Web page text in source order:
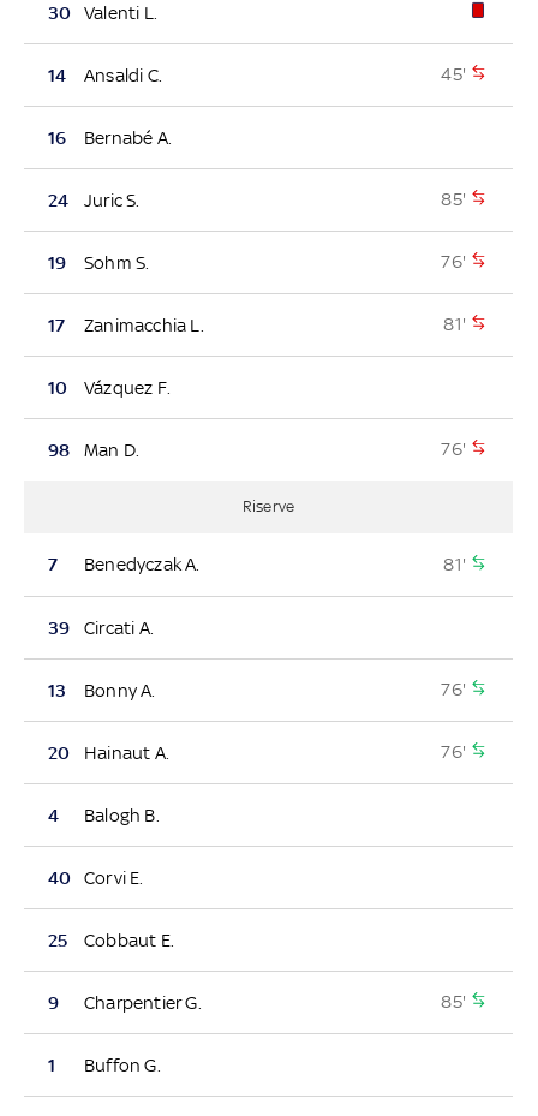
30 Valenti L.
14 Ansaldi C. 45'
16 Bernabé A.
24 Juric S. 85'
19 Sohm S. 76'
17 Zanimacchia L. 81'
10 Vázquez F.
98 Man D. 76'
Riserve
7 Benedyczak A. 81'
39 Circati A.
13 Bonny A. 76'
20 Hainaut A. 76'
4 Balogh B.
40 Corvi E.
25 Cobbaut E.
9 Charpentier G. 85'
1 Buffon G.